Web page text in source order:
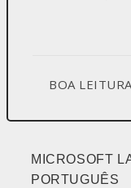
BOA
MICROSOFT
PORTUGUÊS